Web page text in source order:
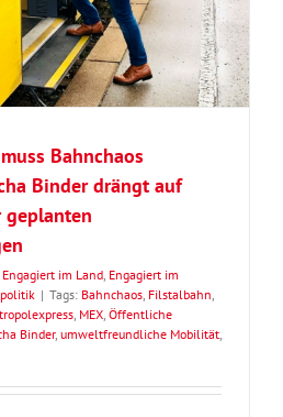
Bahnchaos
Binder drängt auf
geplanten
Engagiert im Land Engagiert im
| Tags: Bahnchaos Filstalbahn
MEX Öffentliche
Binder, umweltfreundliche Mobilität